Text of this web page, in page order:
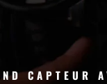
CAPTEUR